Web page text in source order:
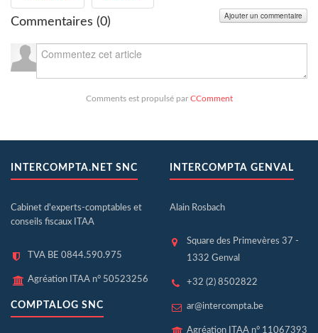
Commentaires (0) Ajouter un commentaire
Comments est propulsé par CComment
INTERCOMPTA.NET SNC
Cabinet d'experts-comptables et
conseils fiscaux ITAA
TVA BE 0844.590.975
Agréation ITAA n° 50523256
COMPTALOG SNC
INTERCOMPTA GENVAL
Alain Rosbach
Square des Primevères 37 -
1332 Genval
+32 (2) 8502822
ar@intercompta.be
Agréation ITAA n° 11067393